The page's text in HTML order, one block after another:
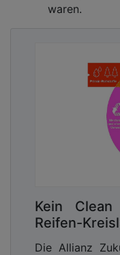
waren.
Kein
Reifen-
Die Allianz